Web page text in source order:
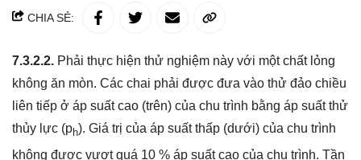
CHIA SẺ:
7.3.2.2. Phải thực hiện thử nghiệm này với một chất lỏng
không ăn mòn. Các chai phải được đưa vào thử đảo chiều
liên tiếp ở áp suất cao (trên) của chu trình bằng áp suất thử
thủy lực (ph). Giá trị của áp suất thấp (dưới) của chu trình
không được vượt quá 10 % áp suất cao của chu trình. Tần